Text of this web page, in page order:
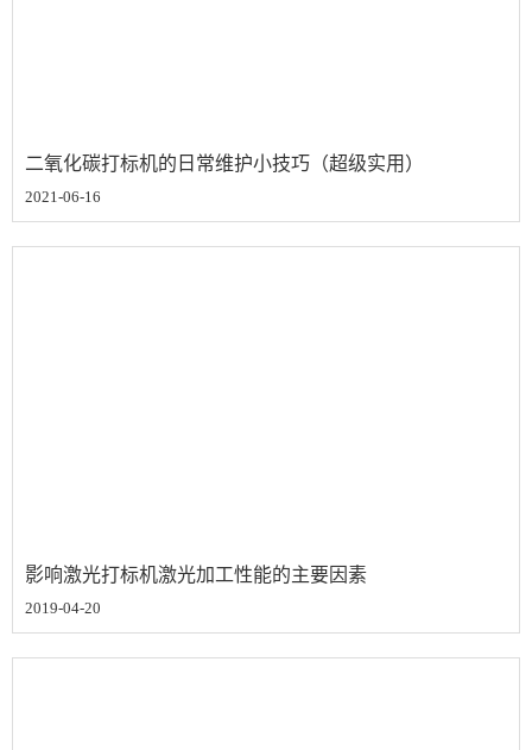
二氧化碳打标机的日常维护小技巧（超级实用）
2021-06-16
影响激光打标机激光加工性能的主要因素
2019-04-20